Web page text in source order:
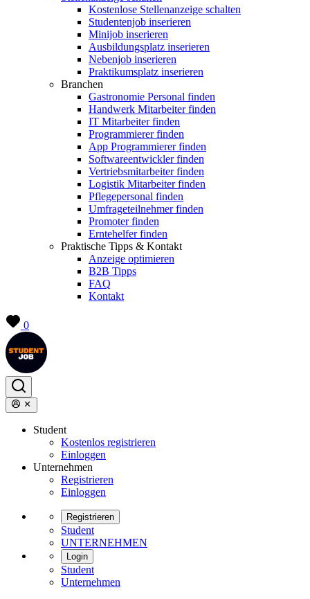
Kostenlose Stellenanzeige schalten
Studentenjob inserieren
Minijob inserieren
Ausbildungsplatz inserieren
Nebenjob inserieren
Praktikumsplatz inserieren
Branchen
Gastronomie Personal finden
Handwerk Mitarbeiter finden
IT Mitarbeiter finden
Programmierer finden
App Programmierer finden
Softwareentwickler finden
Vertriebsmitarbeiter finden
Logistik Mitarbeiter finden
Pflegepersonal finden
Umfrageteilnehmer finden
Promoter finden
Erntehelfer finden
Praktische Tipps & Kontakt
Anzeige optimieren
B2B Tipps
FAQ
Kontakt
0
Student
Kostenlos registrieren
Einloggen
Unternehmen
Registrieren
Einloggen
Registrieren
Student
UNTERNEHMEN
Login
Student
Unternehmen